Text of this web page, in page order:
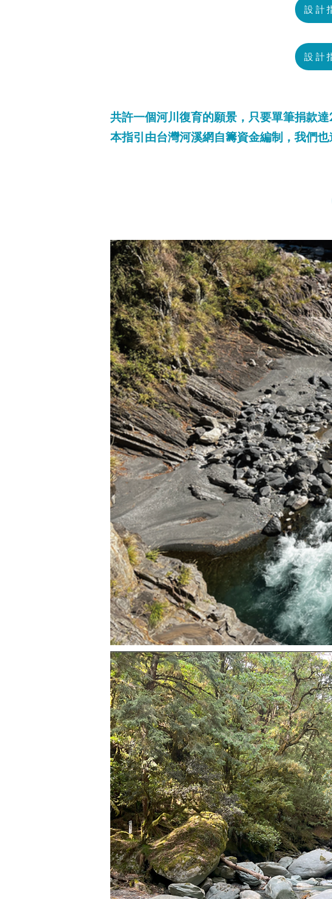
共許一個河川復育的願景，只要單筆捐款
本指引由台灣河溪網自籌資金編制，我們
設計
設計